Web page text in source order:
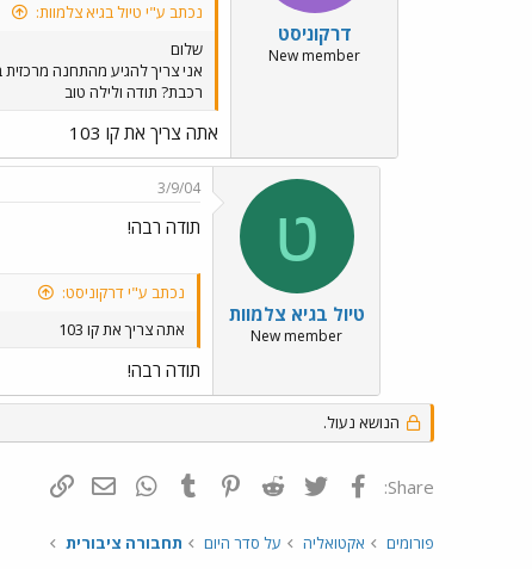
דרקוניסט
New member
נכתב ע"י טיול בגיא צלמוות:
שלום
רכבת? תודה ולילה טוב
אתה צריך את קו 103
ט
טיול בגיא צלמוות
New member
3/9/04
תודה רבה!
נכתב ע"י דרקוניסט:
אתה צריך את קו 103
תודה רבה!
הנושא נעול.
Share: פייסבוק Twitter
Reddit
Pinterest
Tumblr
WhatsAppדואר אלקטרוני
פורומים אקטואליה על סדר היום תחבורה ציבורית